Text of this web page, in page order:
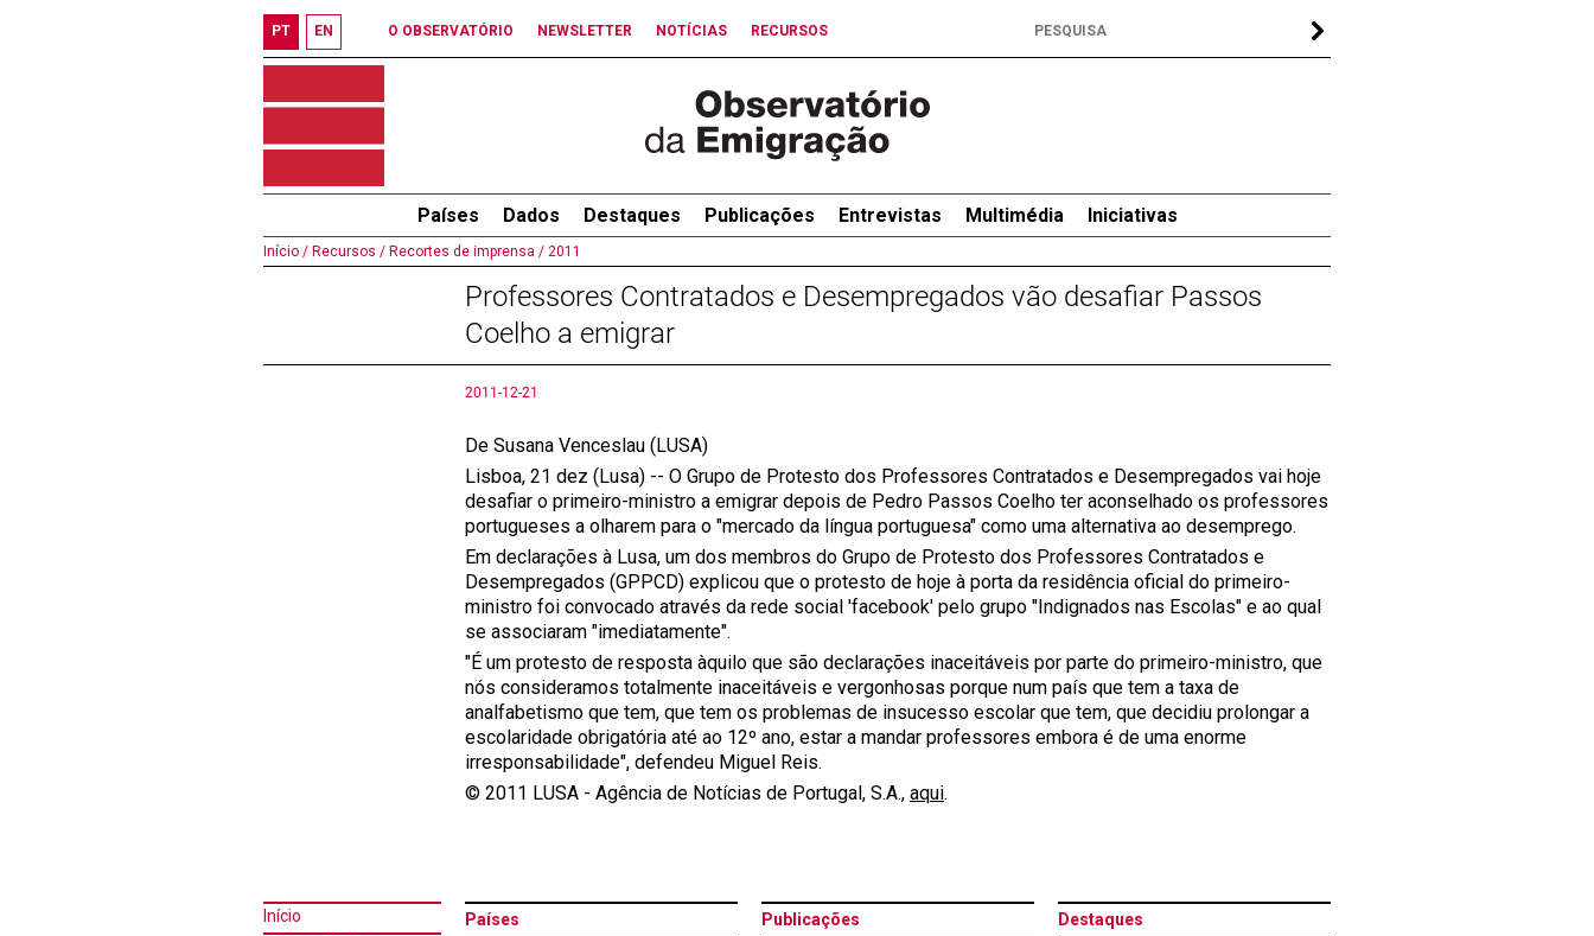
PT EN O OBSERVATÓRIO NEWSLETTER NOTÍCIAS RECURSOS
Países Dados Destaques Publicações Entrevistas Multimédia Iniciativas
Início / Recursos / Recortes de imprensa / 2011
Professores Contratados e Desempregados vão desafiar Passos
Coelho a emigrar
2011-12-21
De Susana Venceslau (LUSA)
Lisboa, 21 dez (Lusa) -- O Grupo de Protesto dos Professores Contratados e Desempregados vai hoje
desafiar o primeiro-ministro a emigrar depois de Pedro Passos Coelho ter aconselhado os professores
portugueses a olharem para o "mercado da língua portuguesa" como uma alternativa ao desemprego.
Em declarações à Lusa, um dos membros do Grupo de Protesto dos Professores Contratados e
Desempregados (GPPCD) explicou que o protesto de hoje à porta da residência oficial do primeiro-
ministro foi convocado através da rede social 'facebook' pelo grupo "Indignados nas Escolas" e ao qual
se associaram "imediatamente".
"É um protesto de resposta àquilo que são declarações inaceitáveis por parte do primeiro-ministro, que
nós consideramos totalmente inaceitáveis e vergonhosas porque num país que tem a taxa de
analfabetismo que tem, que tem os problemas de insucesso escolar que tem, que decidiu prolongar a
escolaridade obrigatória até ao 12º ano, estar a mandar professores embora é de uma enorme
irresponsabilidade", defendeu Miguel Reis.
© 2011 LUSA - Agência de Notícias de Portugal, S.A., aqui.
Início
Países Publicações Destaques